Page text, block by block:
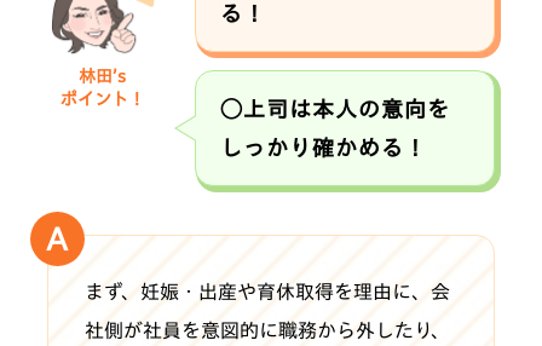
林田’s
ポイント！
る！
◯上司は本人の意向を
しっかり確かめる！
まず、妊娠・出産や育休取得を理由に、会
社側が社員を意図的に職務から外したり、